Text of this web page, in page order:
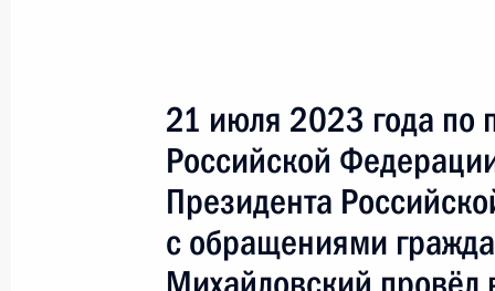
Новости личного приёма
Поручения, данные по результатам
приёма
21 июля 2023 года по
Российской
Президента
с обращениями